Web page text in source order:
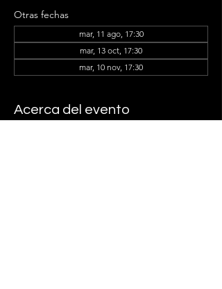
Otras fechas
mar, 11 ago, 17:30
mar, 13 oct, 17:30
mar, 10 nov, 17:30
Acerca del evento